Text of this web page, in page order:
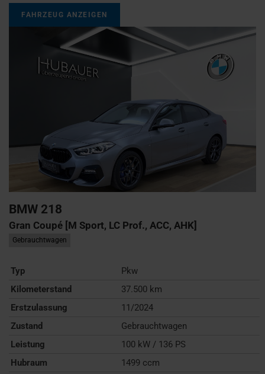
FAHRZEUG ANZEIGEN
BMW 218
Gran Coupé [M Sport, LC Prof., ACC, AHK]
Gebrauchtwagen
Typ
Pkw
Kilometerstand
37.500 km
Erstzulassung
11/2024
Zustand
Gebrauchtwagen
Leistung
100 kW / 136 PS
Hubraum
1499 ccm